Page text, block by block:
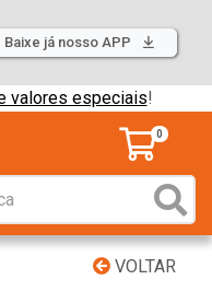
Baixe já nosso APP
valores especiais!
0
VOLTAR